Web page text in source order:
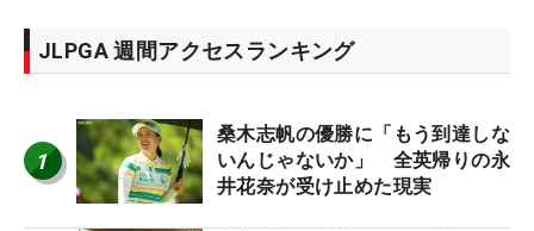
JLPGA 週間アクセスランキング
1
桑木志帆の優勝に「もう到達しな
いんじゃないか」 全英帰りの永
井花奈が受け止めた現実